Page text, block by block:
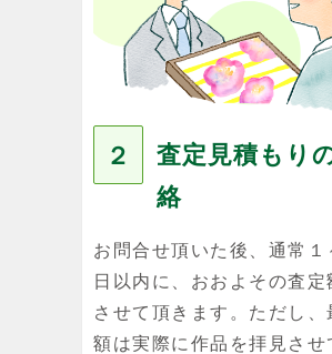
２
査定見積もり
絡
お問合せ頂いた後、通常１
日以内に、おおよその査定
させて頂きます。ただし、
額は実際に作品を拝見させ